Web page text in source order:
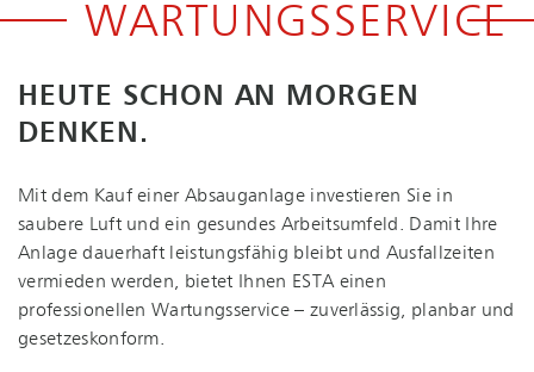
WARTUNGSSERVICE
HEUTE SCHON AN MORGEN
DENKEN.
Mit dem Kauf einer Absauganlage investieren Sie in
saubere Luft und ein gesundes Arbeitsumfeld. Damit Ihre
Anlage dauerhaft leistungsfähig bleibt und Ausfallzeiten
vermieden werden, bietet Ihnen ESTA einen
professionellen Wartungsservice – zuverlässig, planbar und
gesetzeskonform.